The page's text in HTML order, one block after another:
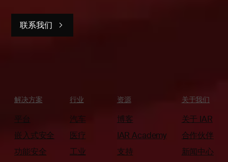
联系我们
解决方案
平台
嵌入式安全
功能安全
行业
汽车
医疗
工业
资源
博客
IAR Academy
支持
关于我们
关于 IAR
合作伙伴
新闻中心